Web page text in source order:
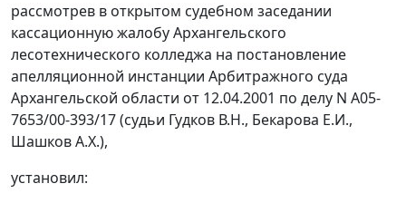
рассмотрев в открытом судебном заседании
кассационную жалобу Архангельского
лесотехнического колледжа на постановление
апелляционной инстанции Арбитражного суда
Архангельской области от 12.04.2001 по делу N А05-
7653/00-393/17 (судьи Гудков В.Н., Бекарова Е.И.,
Шашков А.Х.),
установил: